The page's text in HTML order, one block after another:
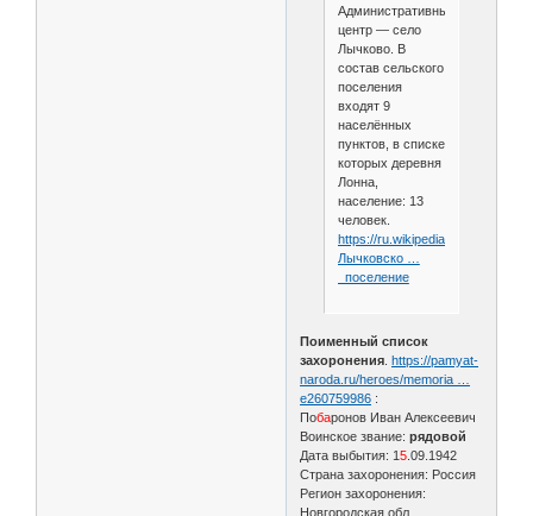
Административный
центр — село
Лычково. В
состав сельского
поселения
входят 9
населённых
пунктов, в списке
которых деревня
Лонна,
население: 13
человек.
https://ru.wikipedia.org/wiki/
Лычковско …
_поселение
Поименный список
захоронения https://pamyat-
naroda.ru/heroes/memoria …
e260759986 :
Побаронов Иван Алексеевич
Воинское звание:рядовой
Дата выбытия: 15 .09.1942
Страна захоронения: Россия
Регион захоронения:
Новгородская обл.